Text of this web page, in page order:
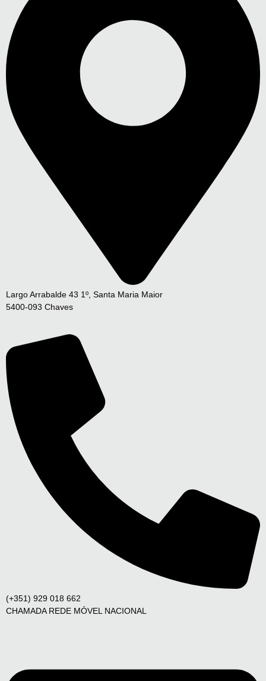
Largo Arrabalde 43 1º, Santa Maria Maior
5400-093 Chaves
(+351) 929 018 662
CHAMADA REDE MÓVEL NACIONAL